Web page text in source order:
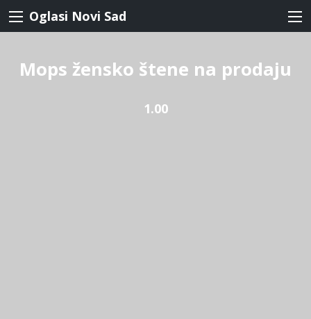
Oglasi Novi Sad
Mops žensko štene na prodaju
1.00